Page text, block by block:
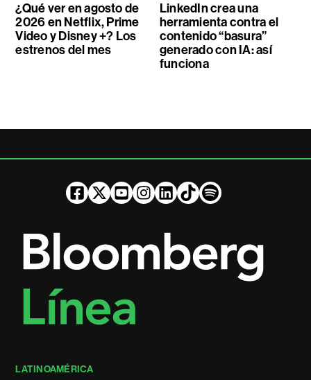
¿Qué ver en agosto de
2026 en Netflix, Prime
Video y Disney +? Los
estrenos del mes
LinkedIn crea una
herramienta contra el
contenido “basura”
generado con IA: así
funciona
LATINOAMÉRICA